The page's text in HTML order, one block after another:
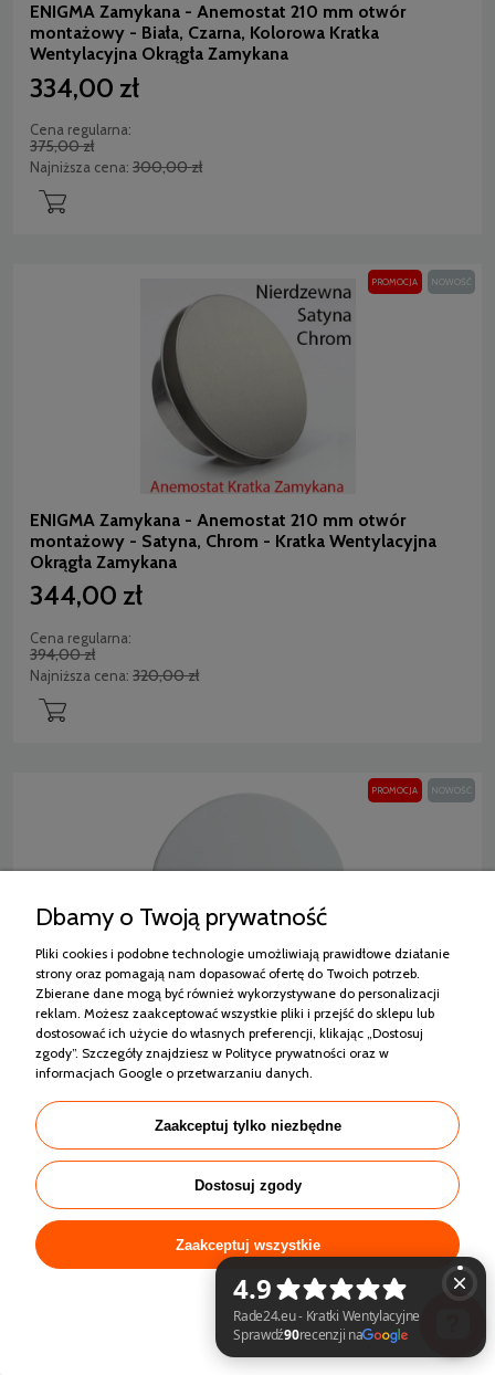
ENIGMA Zamykana - Anemostat 210 mm otwór
montażowy - Biała, Czarna, Kolorowa Kratka
Wentylacyjna Okrągła Zamykana
334,00 zł
Cena regularna:
375,00 zł
Najniższa cena: 300,00 zł
ENIGMA Zamykana - Anemostat 210 mm otwór
montażowy - Satyna, Chrom - Kratka Wentylacyjna
Okrągła Zamykana
344,00 zł
Cena regularna:
394,00 zł
Najniższa cena: 320,00 zł
PROMOCJA NOWOŚĆ
ENIGMA Zamykana - Anemostat 220 mm otwór
montażowy - Biała, Czarna, Kolorowa Kratka
Wentylacyjna Okrągła Zamykana
349,00 zł
Cena regularna:
385,00 zł
Najniższa cena: 310,00 zł
PROMOCJA NOWOŚĆ
PROMOCJA NOWOŚĆ
Dbamy o Twoją prywatność
Pliki cookies i podobne technologie umożliwiają prawidłowe działanie
strony oraz pomagają nam dopasować ofertę do Twoich potrzeb.
Zbierane dane mogą być również wykorzystywane do personalizacji
reklam. Możesz zaakceptować wszystkie pliki i przejść do sklepu lub
dostosować ich użycie do własnych preferencji, klikając „Dostosuj
zgody”. Szczegóły znajdziesz w Polityce prywatności oraz w
informacjach Google o przetwarzaniu danych.
Zaakceptuj tylko niezbędne
Dostosuj zgody
Zaakceptuj wszystkie